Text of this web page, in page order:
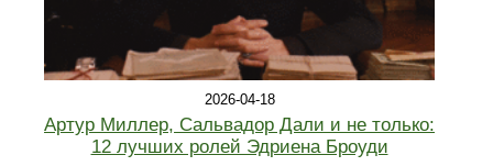
2026-04-18
Артур Миллер, Сальвадор Дали и не только:
12 лучших ролей Эдриена Броуди